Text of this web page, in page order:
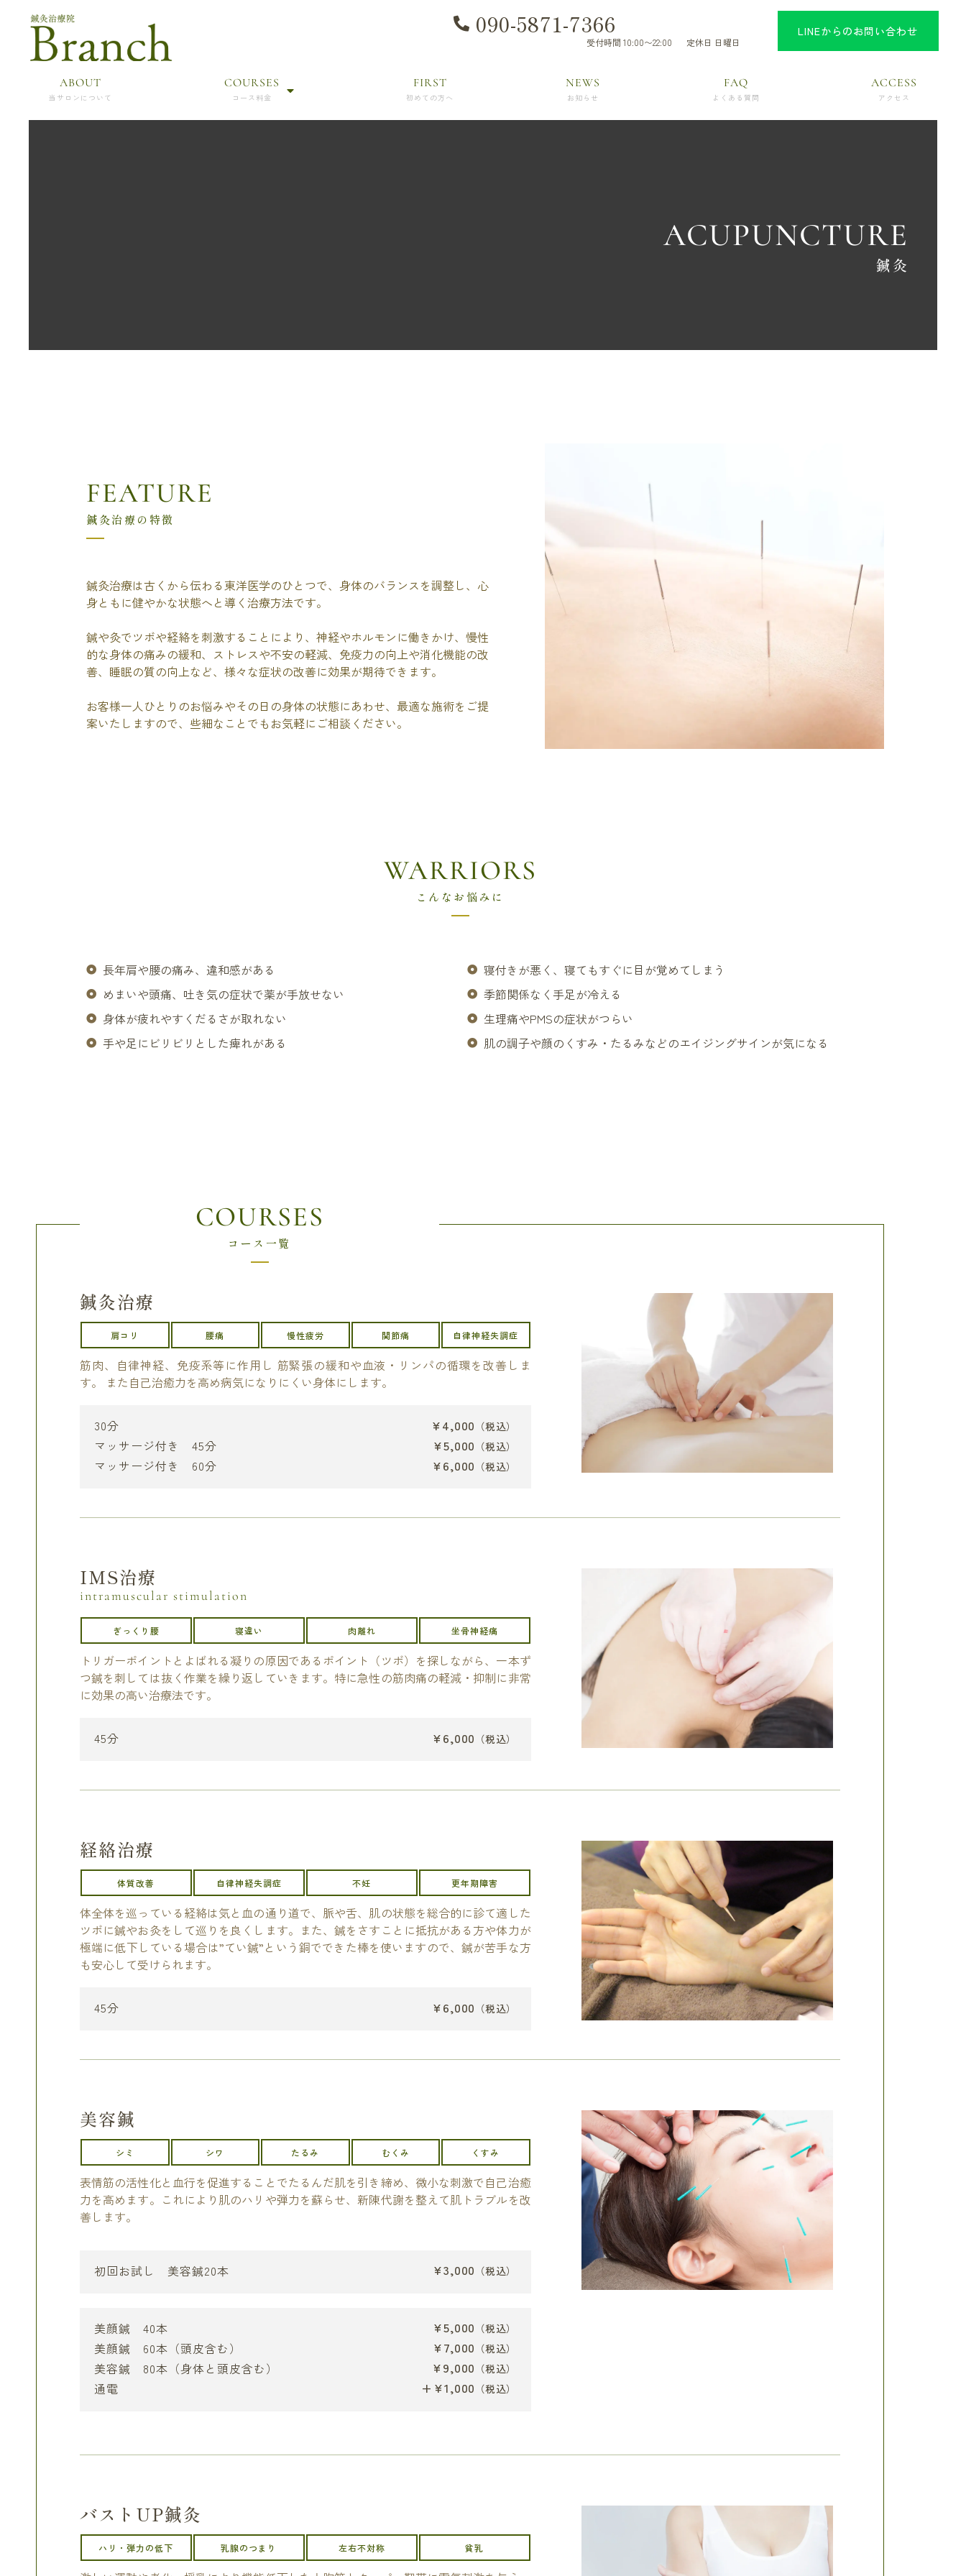
090-5871-7366
受付時間 10:00〜22:00 定休日 日曜日
LINEからのお問い合わせ
ABOUT
当サロンについて
COURSES
コース料金
FIRST
初めての方へ
NEWS
お知らせ
FAQ
よくある質問
ACCESS
アクセス
ACUPUNCTURE
鍼灸
FEATURE
鍼灸治療の特徴
鍼灸治療は古くから伝わる東洋医学のひとつで、身体のバランスを調整し、心
身ともに健やかな状態へと導く治療方法です。
鍼や灸でツボや経絡を刺激することにより、神経やホルモンに働きかけ、慢性
的な身体の痛みの緩和、ストレスや不安の軽減、免疫力の向上や消化機能の改
善、睡眠の質の向上など、様々な症状の改善に効果が期待できます。
お客様一人ひとりのお悩みやその日の身体の状態にあわせ、最適な施術をご提
案いたしますので、些細なことでもお気軽にご相談ください。
WARRIORS
こんなお悩みに
長年肩や腰の痛み、違和感がある
めまいや頭痛、吐き気の症状で薬が手放せない
身体が疲れやすくだるさが取れない
手や足にビリビリとした痺れがある
寝付きが悪く、寝てもすぐに目が覚めてしまう
季節関係なく手足が冷える
生理痛やPMSの症状がつらい
肌の調子や顔のくすみ・たるみなどのエイジングサインが気になる
COURSES
コース一覧
鍼灸治療
肩コリ 腰痛 慢性疲労 関節痛 自律神経失調症
筋肉、自律神経、免疫系等に作用し 筋緊張の緩和や血液・リンパの循環を改善しま
す。 また自己治癒力を高め病気になりにくい身体にします。
30分 ¥4,000 （税込）
マッサージ付き 45分 ¥5,000 （税込）
マッサージ付き 60分 ¥6,000 （税込）
IMS治療
intramuscular stimulation
ぎっくり腰 寝違い 肉離れ 坐骨神経痛
トリガーポイントとよばれる凝りの原因であるポイント（ツボ）を探しながら、一本ず
つ鍼を刺しては抜く作業を繰り返していきます。特に急性の筋肉痛の軽減・抑制に非常
に効果の高い治療法です。
45分 ¥6,000 （税込）
経絡治療
体質改善 自律神経失調症 不妊 更年期障害
体全体を巡っている経絡は気と血の通り道で、脈や舌、肌の状態を総合的に診て適した
ツボに鍼やお灸をして巡りを良くします。また、鍼をさすことに抵抗がある方や体力が
極端に低下している場合は”てい鍼”という銅でできた棒を使いますので、鍼が苦手な方
も安心して受けられます。
45分 ¥6,000 （税込）
美容鍼
シミ シワ たるみ むくみ くすみ
表情筋の活性化と血行を促進することでたるんだ肌を引き締め、微小な刺激で自己治癒
力を高めます。これにより肌のハリや弾力を蘇らせ、新陳代謝を整えて肌トラブルを改
善します。
初回お試し 美容鍼20本 ¥3,000 （税込）
美顔鍼 40本 ¥5,000 （税込）
美顔鍼 60本（頭皮含む） ¥7,000 （税込）
美容鍼 80本（身体と頭皮含む） ¥9,000 （税込）
通電 +¥1,000 （税込）
バストUP鍼灸
ハリ・弾力の低下 乳腺のつまり 左右不対称 貧乳